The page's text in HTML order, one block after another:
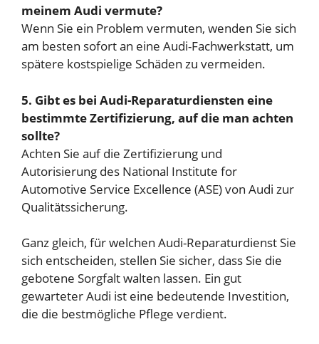
meinem Audi vermute?
Wenn Sie ein Problem vermuten, wenden Sie sich
am besten sofort an eine Audi-Fachwerkstatt, um
spätere kostspielige Schäden zu vermeiden.
5. Gibt es bei Audi-Reparaturdiensten eine
bestimmte Zertifizierung, auf die man achten
sollte?
Achten Sie auf die Zertifizierung und
Autorisierung des National Institute for
Automotive Service Excellence (ASE) von Audi zur
Qualitätssicherung.
Ganz gleich, für welchen Audi-Reparaturdienst Sie
sich entscheiden, stellen Sie sicher, dass Sie die
gebotene Sorgfalt walten lassen. Ein gut
gewarteter Audi ist eine bedeutende Investition,
die die bestmögliche Pflege verdient.